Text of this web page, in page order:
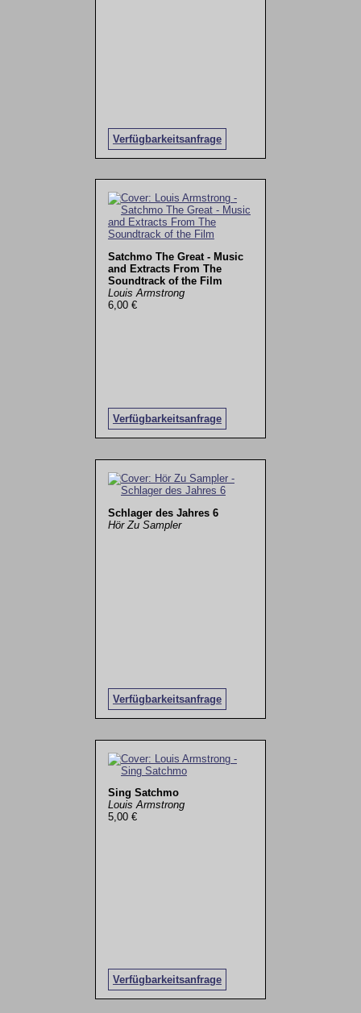
Verfügbarkeitsanfrage
Satchmo The Great - Music
and Extracts From The
Soundtrack of the Film
Louis Armstrong
6,00 €
Verfügbarkeitsanfrage
Schlager des Jahres 6
Hör Zu Sampler
Verfügbarkeitsanfrage
Sing Satchmo
Louis Armstrong
5,00 €
Verfügbarkeitsanfrage